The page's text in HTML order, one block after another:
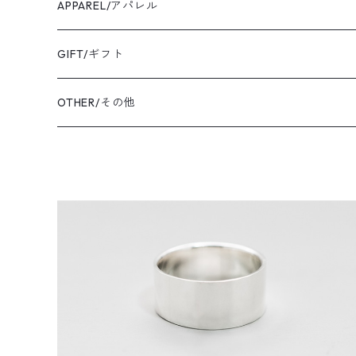
EAR CUFF/イヤーカフ
BANGLE・BRACELET/バングル・ブレスレット
K18YG/K18イエローゴールド
PT900/プラチナ
K10YG/K10イエローゴールド
LEATHER/皮革
トートバッグ
ショルダーバッグ
APPAREL/アパレル
TOPS/トップス
SHIRT・BLOUSE/シャツ・ブラウス
OUTER/アウター
GIFT/ギフト
OTHER/その他